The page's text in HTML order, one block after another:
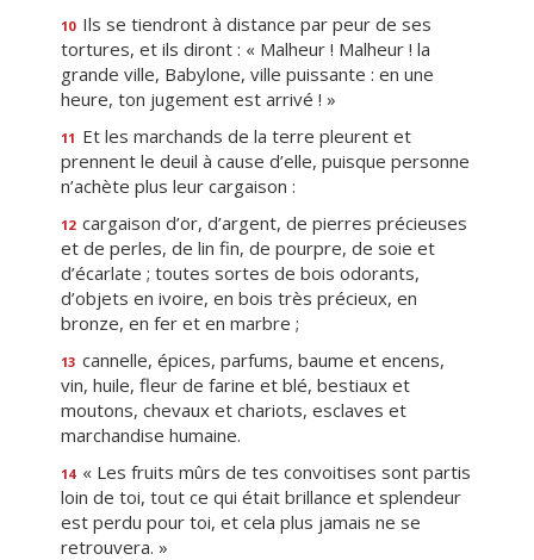
10 Ils se tiendront à distance par peur de ses
tortures, et ils diront : « Malheur ! Malheur ! la
grande ville, Babylone, ville puissante : en une
heure, ton jugement est arrivé ! »
11 Et les marchands de la terre pleurent et
prennent le deuil à cause d’elle, puisque personne
n’achète plus leur cargaison :
12 cargaison d’or, d’argent, de pierres précieuses
et de perles, de lin fin, de pourpre, de soie et
d’écarlate ; toutes sortes de bois odorants,
d’objets en ivoire, en bois très précieux, en
bronze, en fer et en marbre ;
13 cannelle, épices, parfums, baume et encens,
vin, huile, fleur de farine et blé, bestiaux et
moutons, chevaux et chariots, esclaves et
marchandise humaine.
14 « Les fruits mûrs de tes convoitises sont partis
loin de toi, tout ce qui était brillance et splendeur
est perdu pour toi, et cela plus jamais ne se
retrouvera. »